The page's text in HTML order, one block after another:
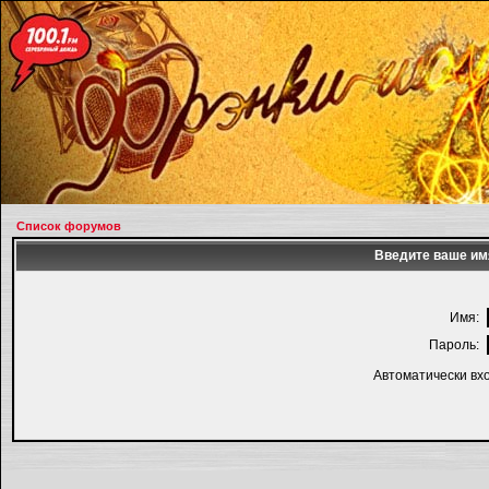
Список форумов
Введите ваше
Имя:
Пароль:
Автоматически